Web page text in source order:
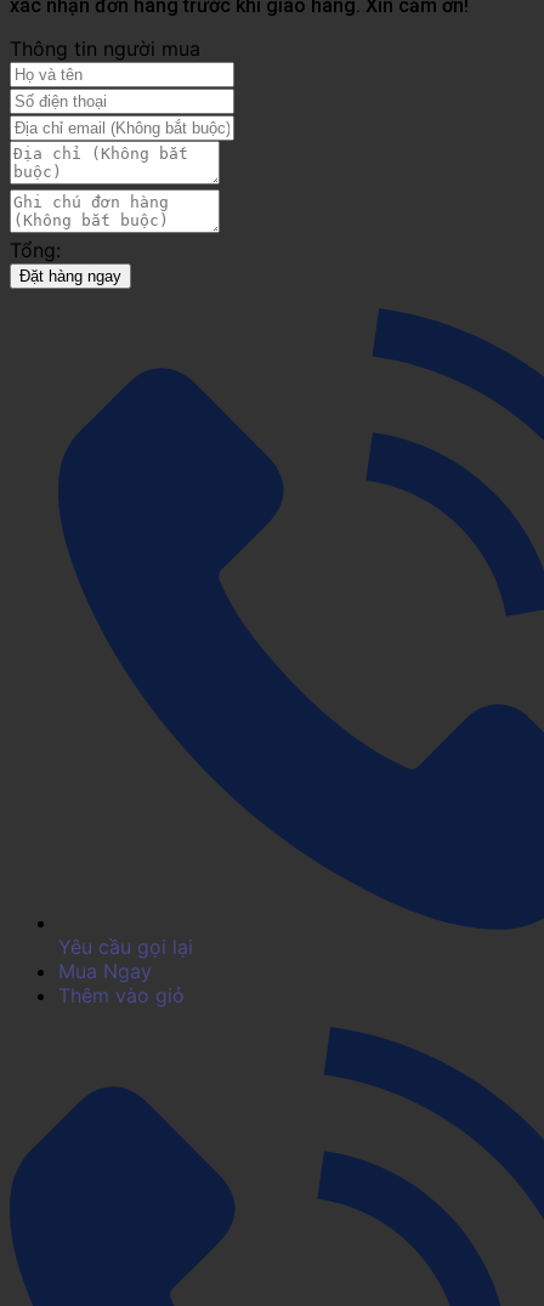
xác nhận đơn hàng trước khi giao hàng. Xin cảm ơn!
Thông tin người mua
Tổng:
Đặt hàng ngay
Yêu cầu gọi lại
Mua Ngay
Thêm vào giỏ